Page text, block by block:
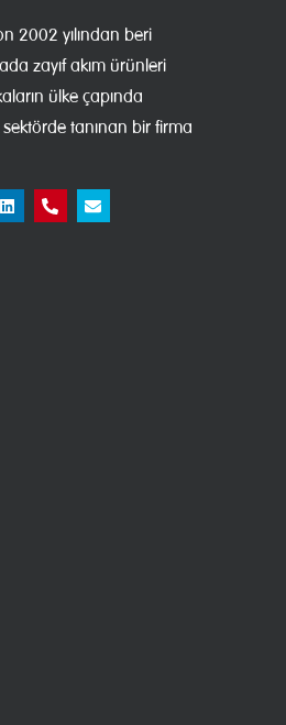
2002 yılından beri
zayıf akım ürünleri
ülke çapında
sektörde tanınan bir firma